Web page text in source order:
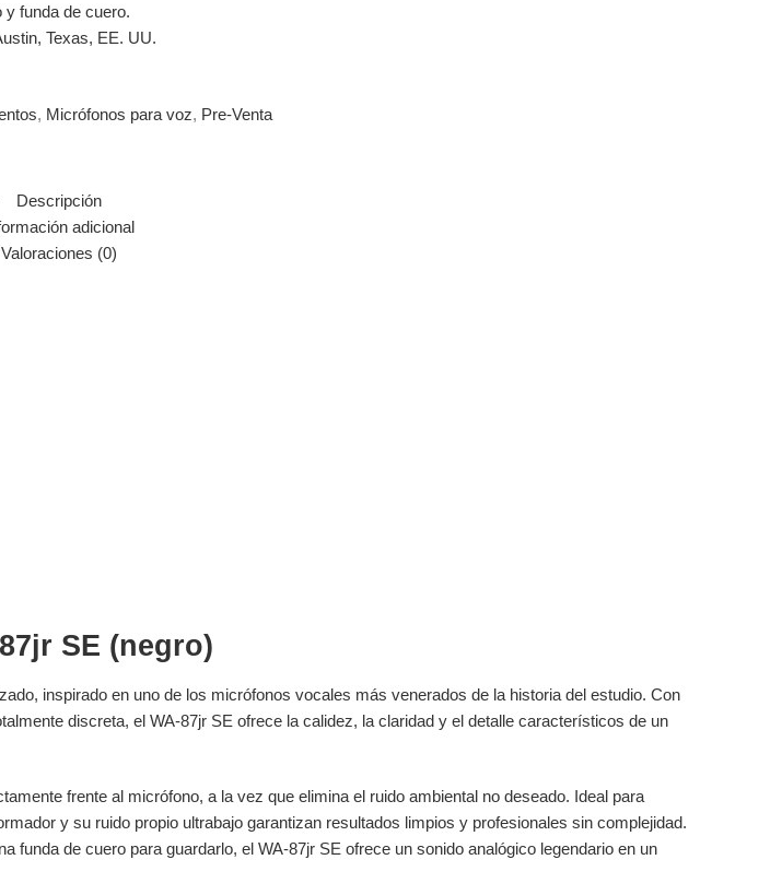
y funda de cuero.
Texas, EE. UU.
, Micrófonos para voz, Pre-Venta
Descripción
adicional
Valoraciones (0)
SE (negro)
inspirado en uno de los micrófonos vocales más venerados de la historia del estudio. Con
discreta, el WA-87jr SE ofrece la calidez, la claridad y el detalle característicos de un
frente al micrófono, a la vez que elimina el ruido ambiental no deseado. Ideal para
y su ruido propio ultrabajo garantizan resultados limpios y profesionales sin complejidad.
funda de cuero para guardarlo, el WA-87jr SE ofrece un sonido analógico legendario en un